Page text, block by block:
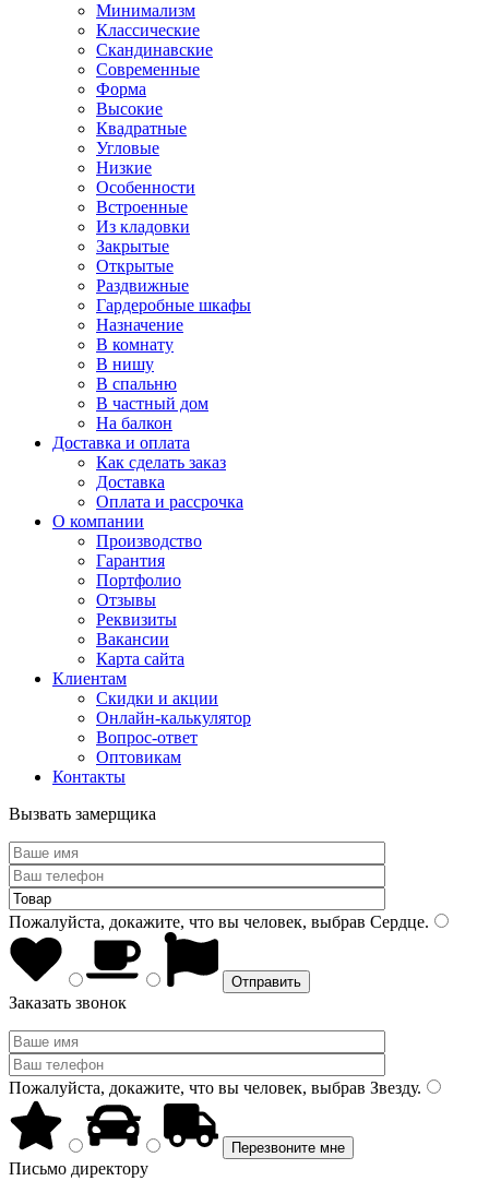
Минимализм
Классические
Скандинавские
Современные
Форма
Высокие
Квадратные
Угловые
Низкие
Особенности
Встроенные
Из кладовки
Закрытые
Открытые
Раздвижные
Гардеробные шкафы
Назначение
В комнату
В нишу
В спальню
В частный дом
На балкон
Доставка и оплата
Как сделать заказ
Доставка
Оплата и рассрочка
О компании
Производство
Гарантия
Портфолио
Отзывы
Реквизиты
Вакансии
Карта сайта
Клиентам
Скидки и акции
Онлайн-калькулятор
Вопрос-ответ
Оптовикам
Контакты
Вызвать замерщика
Пожалуйста, докажите, что вы человек, выбрав Сердце.
Заказать звонок
Пожалуйста, докажите, что вы человек, выбрав Звезду.
Письмо директору